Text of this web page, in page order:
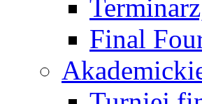
Final